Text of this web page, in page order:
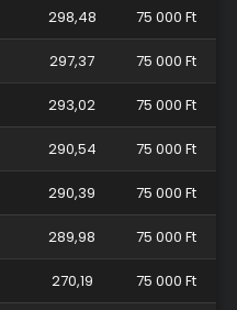
298,48 75 000 Ft
297,37 75 000 Ft
293,02 75 000 Ft
290,54 75 000 Ft
290,39 75 000 Ft
289,98 75 000 Ft
270,19 75 000 Ft